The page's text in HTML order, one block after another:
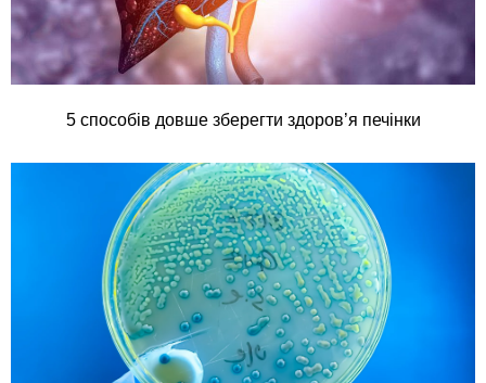
5 способів довше зберегти здоров’я печінки